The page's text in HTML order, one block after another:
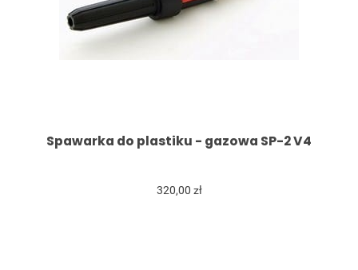
Spawarka do plastiku - gazowa SP-2 V4
320,00 zł